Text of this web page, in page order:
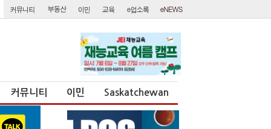
커뮤니티 이민 Saskatchewan